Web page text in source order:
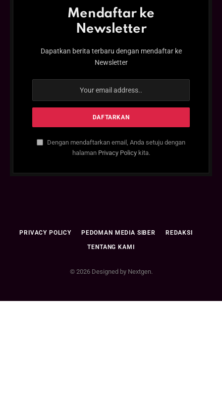
Mendaftar ke
Newsletter
Dapatkan berita terbaru dengan mendaftar ke
Newsletter
Dengan mendaftarkan email, Anda setuju dengan
halaman Privacy Policykita.
PRIVACY POLICY PEDOMAN MEDIA SIBER REDAKSI
TENTANG KAMI
© 2026 Designed by Nextgen.